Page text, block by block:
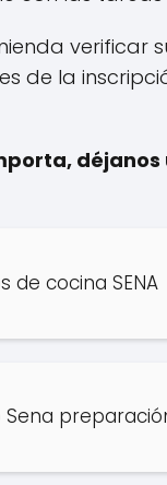
verificar
de la
de cocina SENA
Sena